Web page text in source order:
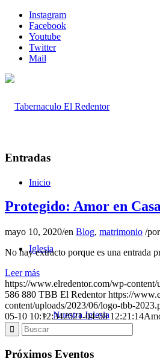
Instagram
Facebook
Youtube
Twitter
Mail
Inicio
Iglesia
Nuestra Iglesia
Entradas
Protegido: Amor en
mayo 10, 2020/en Blog, matrimonio /por
No hay extracto porque es una entrada
Leer más
https://www.elredentor.com/wp-
586 880 TBB El Redentor https://
content/uploads/2023/06/logo-tbb-
05-10 10:12:342021-04-08 12:21:14
Próximos Eventos